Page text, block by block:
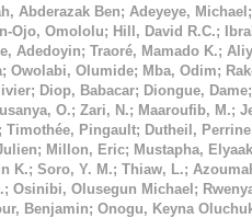
Abderazak Ben; Adeyeye, Michael ;
Ojo, Omololu; Hill, David R.C.;
Adedoyin; Traoré, Mamado K.;
; Owolabi, Olumide; Mba, Odim;
; Diop, Babacar; Diongue, Dame;
O.; Zari, N.; Maaroufib, M.;
Timothée, Pingault; Dutheil, Perrine
; Millon, Eric; Mustapha,
K.; Soro, Y. M.; Thiaw, L.;
; Osinibi, Olusegun Michael ;
Benjamin; Onogu, Keyna